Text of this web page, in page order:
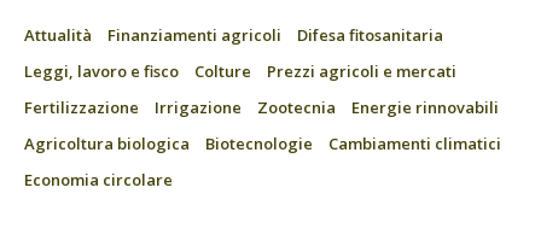
Attualità Finanziamenti agricoli
Difesa fitosanitaria
Leggi, lavoro e fisco
Colture
Prezzi agricoli e mercati
Fertilizzazione
Irrigazione Zootecnia
Energie rinnovabili
Agricoltura biologica
Biotecnologie
Cambiamenti climatici
Economia circolare